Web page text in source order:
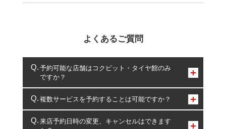
よくあるご質問
予約可能な店舗はコクピット・タイヤ館のみ
ですか？
コクピット・タイヤ館のみとなります。
複数サービスを予約することは可能ですか？
複数サービスのご予約は可能です。
来店予約日時の変更、キャンセルはできます